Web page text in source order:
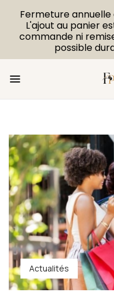
Actualités
Fermeture annuelle
L'ajout au panier
commande ni
possible